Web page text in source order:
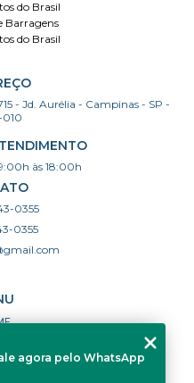
do Brasil
Barragens
do Brasil
- Jd. Aurélia - Campinas - SP -
010
às 18:00h
0355
0355
agora pelo WhatsApp